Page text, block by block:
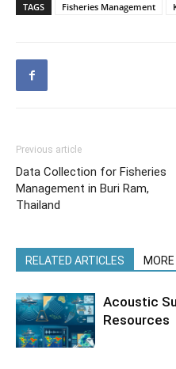
TAGS Fisheries Management
Previous article
Data Collection for Fisheries
Management in Buri Ram,
Thailand
RELATED ARTICLES
Acoustic
Resources